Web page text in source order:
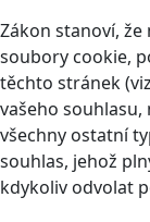
Zákon stanoví,
soubory cookie,
těchto stránek
vašeho souhlasu,
všechny ostatní
souhlas, jehož
kdykoliv odvolat